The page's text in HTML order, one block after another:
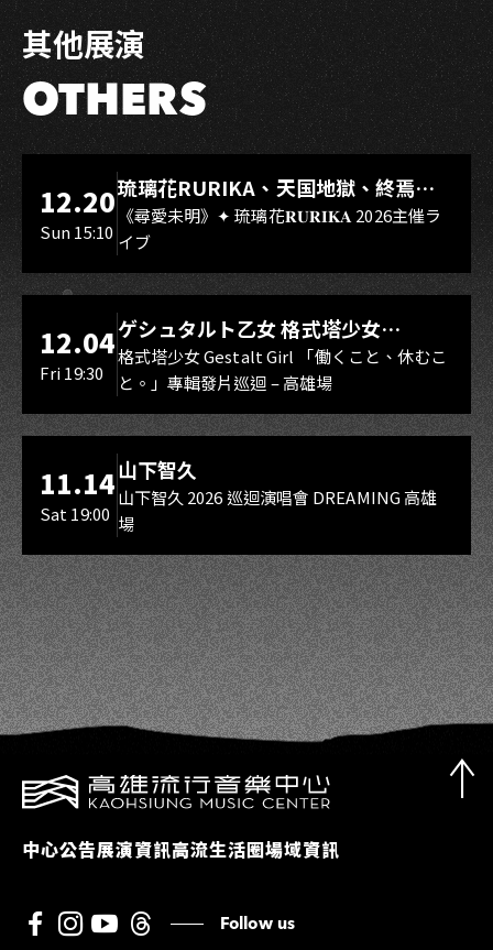
其他展演
OTHERS
LIVE WAREHOUSE 小庫
12.20
Sun 15:10
琉璃花RURIKA、天国地獄、終焉
Rebirth、DUALIA、無我夢中、花奏
スマイル（O.A.）
《尋愛未明》✦ 琉璃花𝐑𝐔𝐑𝐈𝐊𝐀 2026主催ラ
イブ
LIVE WAREHOUSE 小庫
12.04
Fri 19:30
ゲシュタルト乙女 格式塔少女
Gestalt Girl
格式塔少女 Gestalt Girl 「働くこと、休むこ
と。」專輯發片巡迴 – 高雄場
11.14
Sat 19:00
山下智久
山下智久 2026 巡迴演唱會 DREAMING 高雄
場
中心公告展演資訊高流生活圈場域資訊
Follow us